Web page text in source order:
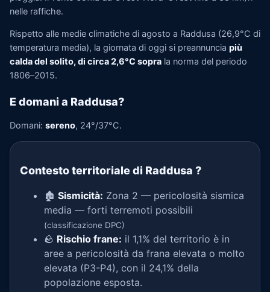
nelle raffiche.
Rispetto alle medie climatiche di agosto a Raddusa (26,9°C di
temperatura media), la giornata di oggi si preannuncia più
calda del solito, di circa 2,6°C sopra la norma del periodo
1806–2015.
E domani a Raddusa?
Domani: sereno, 24°/37°C.
Contesto territoriale di Raddusa ?
🏚️ Sismicità: Zona 2 — pericolosità sismica
media — forti terremoti possibili
(classificazione DPC)
🪨 Rischio frane: il 1,1% del territorio è in
aree a pericolosità da frana elevata o molto
elevata (P3-P4), con il 24,1% della
popolazione esposta.